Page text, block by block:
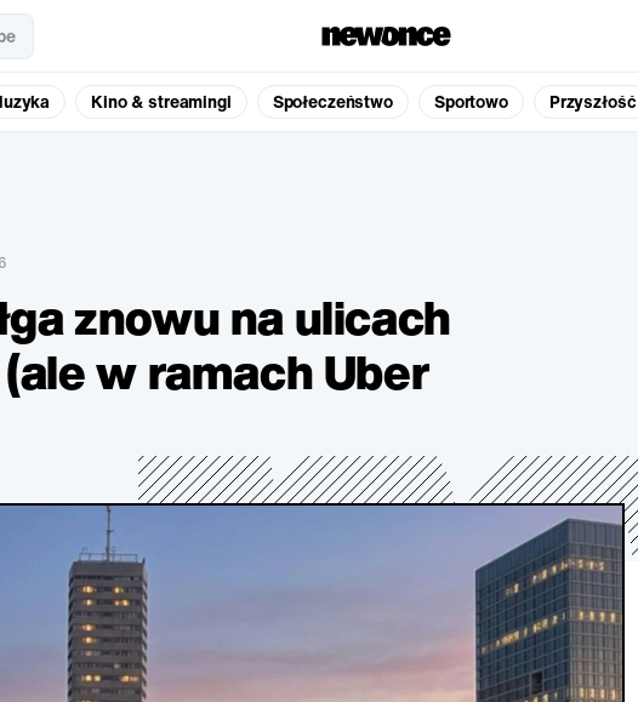
Kino & streamingi Społeczeństwo Sportowo Przyszłość
znowu na ulicach
w ramach Uber